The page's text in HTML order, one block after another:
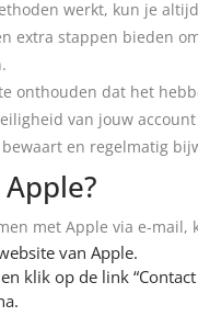
werkt, kun je
extra stappen bieden
onthouden dat het
van jouw
en regelmatig
met Apple via e-mail,
van Apple.
klik op de link